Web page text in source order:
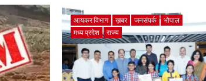
आयकर विभाग ख़बर जनसंपर्क
भोपाल
मध्य प्रदेश
राज्य